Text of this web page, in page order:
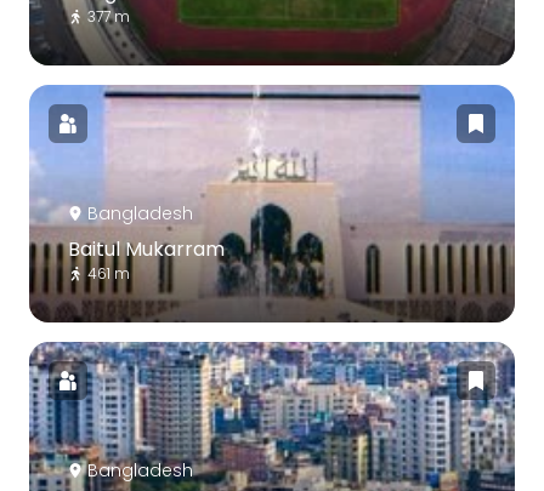
377 m
Bangladesh
Baitul Mukarram
461 m
Bangladesh